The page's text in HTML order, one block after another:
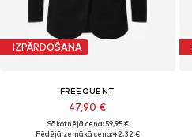
IZPĀRDOŠANA
FREEQUENT
47,90 €
Sākotnējā cena: 59,95 €
Pēdējā zemākā cena:42,32 €